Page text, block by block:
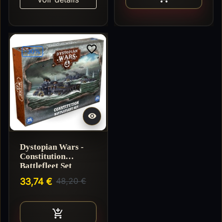
-30%

favorite_border
Dystopian Wars -
Constitution
Battlefleet Set
33,74 € 48,20 €
